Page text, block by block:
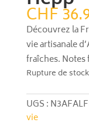
CHF
Découvrez la
vie artisanale
fraîches. Notes
Rupture de stock
UGS :
vie